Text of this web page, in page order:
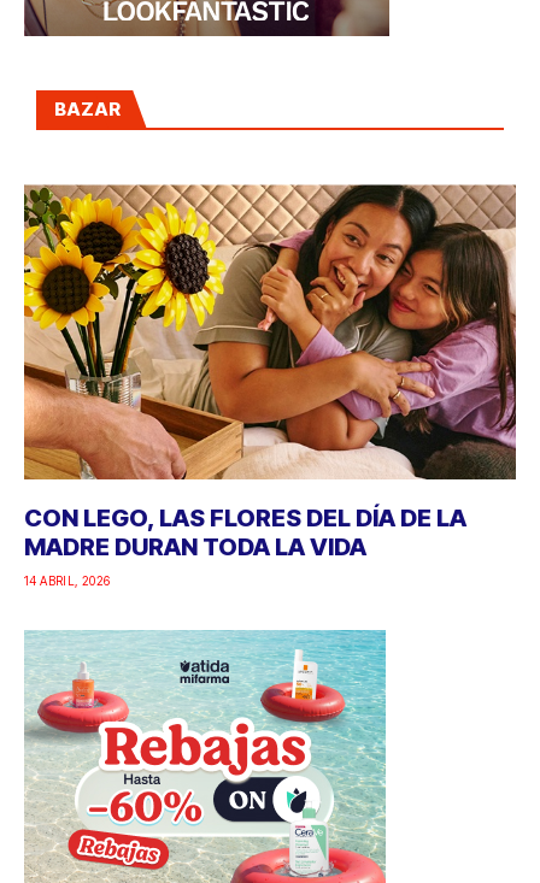
BAZAR
CON LEGO, LAS FLORES DEL DÍA DE LA
MADRE DURAN TODA LA VIDA
14 ABRIL, 2026